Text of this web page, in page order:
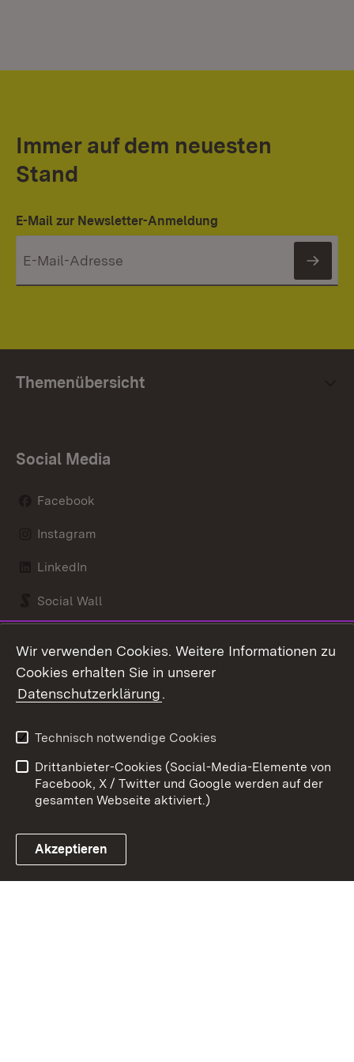
Immer auf dem neuesten
Stand
E-Mail zur Newsletter-Anmeldung
Themenübersicht
Social Media
Facebook
Instagram
LinkedIn
Social Wall
Link zum Landesportal
Kontakt
Barrierefreiheit
Impressum
Cookies
Wir verwenden Cookies. Weitere Informationen zu
Cookies erhalten Sie in unserer
Datenschutzerklärung.
Technisch notwendige Cookies
Drittanbieter-Cookies (Social-Media-Elemente von
Facebook, X / Twitter und Google werden auf der
gesamten Webseite aktiviert.)
Akzeptieren